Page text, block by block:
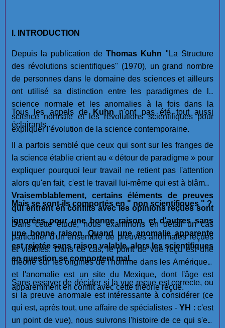
I. INTRODUCTION
Depuis la publication de Thomas Kuhn "La Structure
des révolutions scientifiques" (1970), un grand nombre
de personnes dans le domaine des sciences et ailleurs
ont utilisé sa distinction entre les paradigmes de la
science normale et les anomalies à la fois dans la
science normale et les révolutions scientifiques pour
expliquer l'évolution de la science contemporaine.
Tous les appels de Kuhn n'ont pas été tout aussi
éclairants.
Il a parfois semblé que ceux qui sont sur les franges de
la science établie crient au « détour de paradigme » pour
expliquer pourquoi leur travail ne retient pas l'attention
alors qu'en fait, c'est le travail lui-même qui est à blâmer.
Vraisemblablement, certains éléments de preuves
qui entrent en conflits avec les opinions reçues sont
ignorées pour une bonne raison, et d'autres sans
une bonne raison.Quand une anomalie apparente
est rejetée sans raison valable, alors les scientifiques
en question se comportent mal.
Mais se sont-ils comportés en " non scientifiques " ?
Dans cette étude, nous examinons en détail un cas
particulier d'un ensemble de preuves anormales reçues
et visibles. Dans ce cas, le point de vue reçu est une
théorie sur les origines de l'homme dans les Amériques,
et l'anomalie est un site du Mexique, dont l'âge est
apparemment en conflit avec cette théorie reçue.
Sans essayer de décider si la vue reçue est correcte, ou
si la preuve anormale est intéressante à considérer (ce
qui est, après tout, une affaire de spécialistes - YH : c'est
un point de vue), nous suivrons l'histoire de ce qui s'est